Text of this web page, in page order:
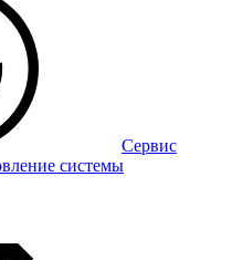
Сервис
системы